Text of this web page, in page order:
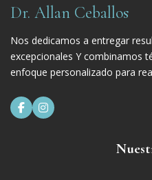
Dr. Allan Ceballos
Nos dedicamos a entregar
excepcionales Y combinamos
enfoque personalizado para
 